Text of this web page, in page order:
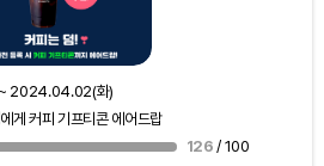
2024.04.02(화)
게 커피 기프티콘 에어드랍
126 / 100